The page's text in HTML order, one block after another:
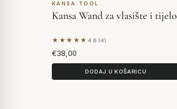
KANSA TOOL
Kansa Wand za vlasište i tijelo
★★★★★ 4.8 (4)
Na temelju 4 recenzija
€38,00
DODAJ U KOŠARICU